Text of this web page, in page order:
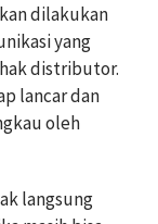
dilakukan
yang
distributor.
lancar dan
oleh
langsung